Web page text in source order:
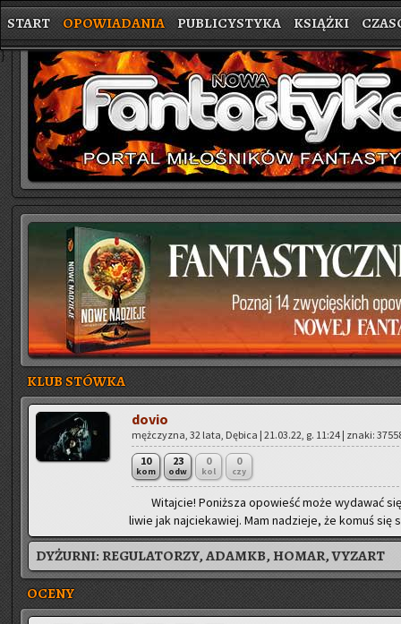
START OPOWIADANIA PUBLICYSTYKA KSIĄŻKI
}
KLUB STÓWKA
dovio
męż­czy­zna, 32 lata, Dę­bi­ca | 21.03.22, g. 11:24 | znaki:
10
kom
23
odw
0
kol
0
czy
Wi­taj­cie! Po­niż­sza opo­wieść może wy­da­wać
li­wie jak naj­cie­ka­wiej. Mam na­dzie­je, że komuś
DYŻURNI:REGULATORZY, ADAMKB, HOMAR, VYZART
OCENY